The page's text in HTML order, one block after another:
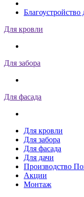
Благоустройство
Для кровли
Для забора
Для фасада
Для кровли
Для забора
Для фасада
Для дачи
Производство
Акции
Монтаж